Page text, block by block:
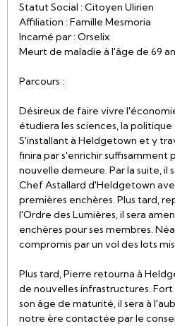
Statut Social : Citoyen Ulirien
Affiliation : Famille Mesmoria
Incarné par : Orselix
Meurt de maladie à l'âge de 69
Parcours :
Désireux de faire vivre
étudiera les sciences, la
S'installant à Heldgetown et y
finira par s'enrichir suffisamment
nouvelle demeure. Par la suite, il
Chef Astallard d'Heldgetown
premières enchères. Plus tard,
l'Ordre des Lumières, il sera
enchères pour ses membres.
compromis par un vol des lots
Plus tard, Pierre retourna à
de nouvelles infrastructures.
son âge de maturité, il sera à
notre ère contactée par le